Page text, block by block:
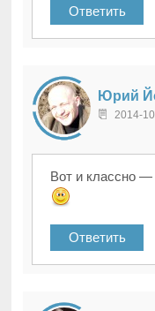
Ответить
Юрий
2014-
Вот и классно —
Ответить